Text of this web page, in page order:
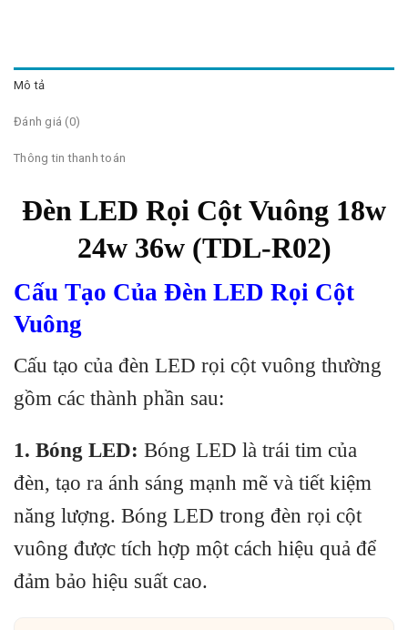
Mô tả
Đánh giá (0)
Thông tin thanh toán
Đèn LED Rọi Cột Vuông 18w
24w 36w (TDL-R02)
Cấu Tạo Của Đèn LED Rọi Cột
Vuông
Cấu tạo của đèn LED rọi cột vuông thường
gồm các thành phần sau:
1. Bóng LED: Bóng LED là trái tim của
đèn, tạo ra ánh sáng mạnh mẽ và tiết kiệm
năng lượng. Bóng LED trong đèn rọi cột
vuông được tích hợp một cách hiệu quả để
đảm bảo hiệu suất cao.